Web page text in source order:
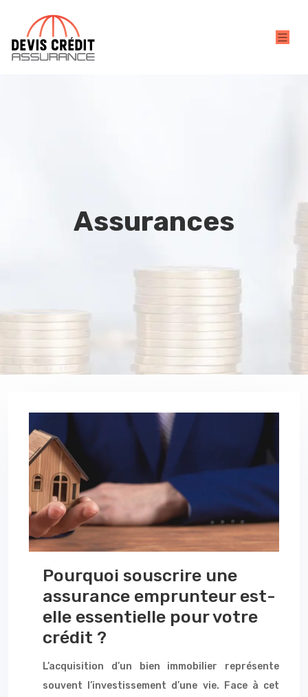
Assurances
Pourquoi souscrire une
assurance emprunteur est-
elle essentielle pour votre
crédit ?
L’acquisition d’un bien immobilier représente
souvent l’investissement d’une vie. Face à cet